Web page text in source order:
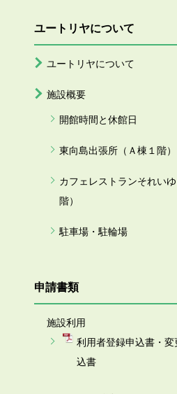
ユートリヤについて
ユートリヤについて
施設概要
開館時間と休館日
東向島出張所（Ａ棟１階）
カフェレストランそれい
階）
駐車場・駐輪場
申請書類
施設利用
利用者登録申込書・
込書